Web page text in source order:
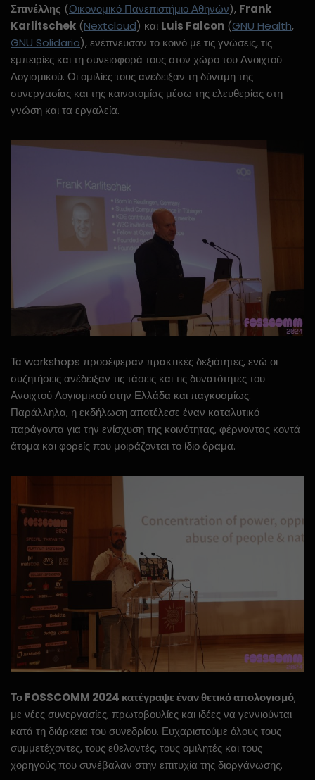
Σπινέλλης (Οικονομικό Πανεπιστήμιο Αθηνών), Frank
Karlitschek (Nextcloud) και Luis Falcon (GNU Health,
GNU Solidario), ενέπνευσαν το κοινό με τις γνώσεις, τις
εμπειρίες και τη συνεισφορά τους στον χώρο του Ανοιχτού
Λογισμικού. Οι ομιλίες τους ανέδειξαν τη δύναμη της
συνεργασίας και της καινοτομίας μέσω της ελευθερίας στη
γνώση και τα εργαλεία.
Τα workshops προσέφεραν πρακτικές δεξιότητες, ενώ οι
συζητήσεις ανέδειξαν τις τάσεις και τις δυνατότητες του
Ανοιχτού Λογισμικού στην Ελλάδα και παγκοσμίως.
Παράλληλα, η εκδήλωση αποτέλεσε έναν καταλυτικό
παράγοντα για την ενίσχυση της κοινότητας, φέρνοντας κοντά
άτομα και φορείς που μοιράζονται το ίδιο όραμα.
Το FOSSCOMM 2024 κατέγραψε έναν θετικό απολογισμό,
με νέες συνεργασίες, πρωτοβουλίες και ιδέες να γεννιούνται
κατά τη διάρκεια του συνεδρίου. Ευχαριστούμε όλους τους
συμμετέχοντες, τους εθελοντές, τους ομιλητές και τους
χορηγούς που συνέβαλαν στην επιτυχία της διοργάνωσης.